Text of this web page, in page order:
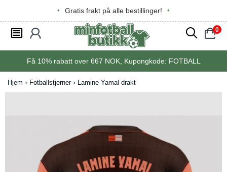
Gratis frakt på alle bestillinger!
󰂩 󰃳 󰂨 0
󰃠
Få 10%rabatt over 667 NOK, Kupongkode: FOTBALL
Hjem Fotballstjerner Lamine Yamal drakt